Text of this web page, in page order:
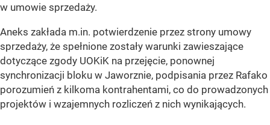
w umowie sprzedaży.
Aneks zakłada m.in. potwierdzenie przez strony umowy
sprzedaży, że spełnione zostały warunki zawieszające
dotyczące zgody UOKiK na przejęcie, ponownej
synchronizacji bloku w Jaworznie, podpisania przez Rafako
porozumień z kilkoma kontrahentami, co do prowadzonych
projektów i wzajemnych rozliczeń z nich wynikających.